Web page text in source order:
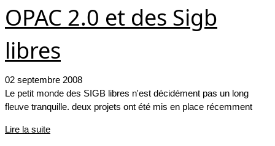
OPAC 2.0 et des Sigb
libres
02 septembre 2008
Le petit monde des SIGB libres n'est décidément pas un long
fleuve tranquille. deux projets ont été mis en place récemment
Lire la suite